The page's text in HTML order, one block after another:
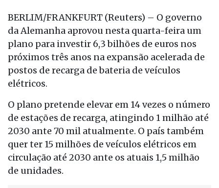
BERLIM/FRANKFURT (Reuters) – O governo
da Alemanha aprovou nesta quarta-feira um
plano para investir 6,3 bilhões de euros nos
próximos três anos na expansão acelerada de
postos de recarga de bateria de veículos
elétricos.
O plano pretende elevar em 14 vezes o número
de estações de recarga, atingindo 1 milhão até
2030 ante 70 mil atualmente. O país também
quer ter 15 milhões de veículos elétricos em
circulação até 2030 ante os atuais 1,5 milhão
de unidades.